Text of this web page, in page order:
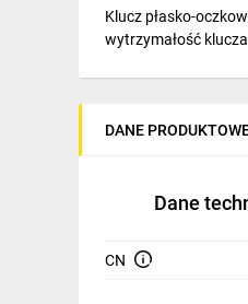
Napędy elektryczne
Klucz płasko-
wytrzymałość
DANE
Dane
CN